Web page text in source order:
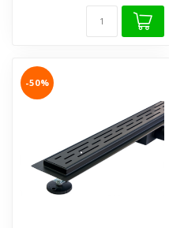
-50%